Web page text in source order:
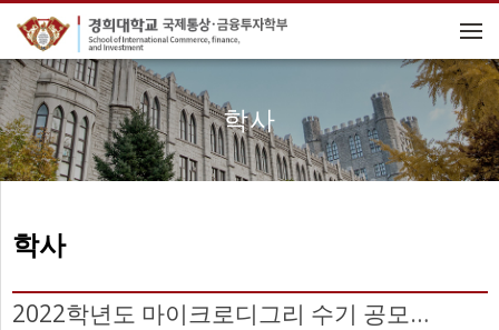
메뉴 건너뛰기
학사
학사
2022학년도 마이크로디그리 수기 공모전 안내(기간 연장)